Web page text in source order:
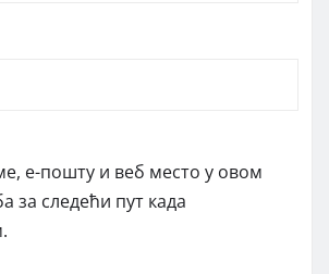
е-пошту и веб место у овом
за следећи пут када